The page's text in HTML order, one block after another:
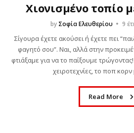
Χιονισμένο τοπίο
by Σοφία Ελευθερίου 9
Σίγουρα έχετε ακούσει ή έχετε πει
φαγητό σου”. Ναι, αλλά στην
φτιάξαμε για να το παίξουμε
χειροτεχνίες, το ποπ
Read More